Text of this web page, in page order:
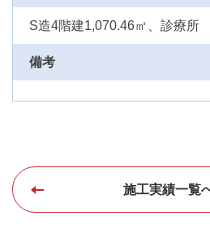
S造4階建1,070.46㎡、診療所
備考
施工実績一覧